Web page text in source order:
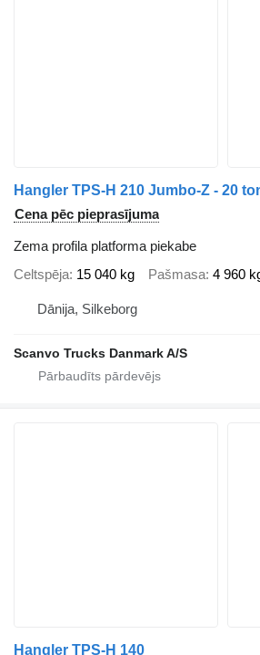
Hangler TPS-H 210 Jumbo-Z - 20
Cena pēc pieprasījuma
Zema profila platforma piekabe
Celtspēja 15 040 kg Pašmasa 4 960
Dānija, Silkeborg
Scanvo Trucks Danmark A/S
Hangler TPS-H 140